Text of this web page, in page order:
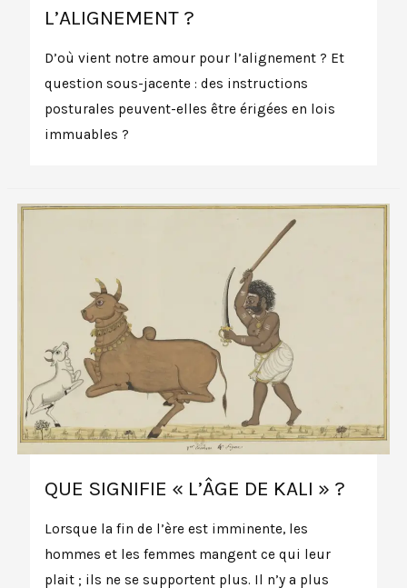
L’ALIGNEMENT ?
D’où vient notre amour pour l’alignement ? Et
question sous-jacente : des instructions
posturales peuvent-elles être érigées en lois
immuables ?
QUE SIGNIFIE « L’ÂGE DE KALI » ?
Lorsque la fin de l’ère est imminente, les
hommes et les femmes mangent ce qui leur
plait ; ils ne se supportent plus. Il n’y a plus